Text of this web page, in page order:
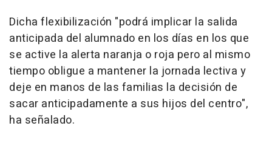
Dicha flexibilización "podrá implicar la salida
anticipada del alumnado en los días en los que
se active la alerta naranja o roja pero al mismo
tiempo obligue a mantener la jornada lectiva y
deje en manos de las familias la decisión de
sacar anticipadamente a sus hijos del centro",
ha señalado.